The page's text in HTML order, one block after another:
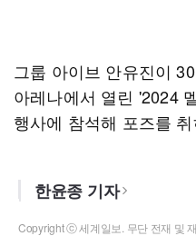
그룹 아이브 안유진이
아레나에서 열린 '2024
행사에 참석해 포즈를
한윤종 기자
Copyright ⓒ 세계일보. 무단 전재 및